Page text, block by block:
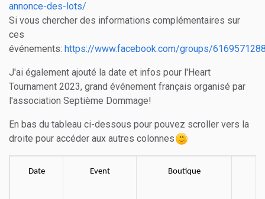
annonce-des-lots/
Si vous chercher des informations complémentaires sur
ces
événements: https://www.facebook.com/groups/
J'ai également ajouté la date et infos pour l'Heart
Tournament 2023, grand événement français organisé par
l'association Septième Dommage!
En bas du tableau ci-dessous pour pouvez scroller vers la
droite pour accéder aux autres colonnes
Date Event Boutique